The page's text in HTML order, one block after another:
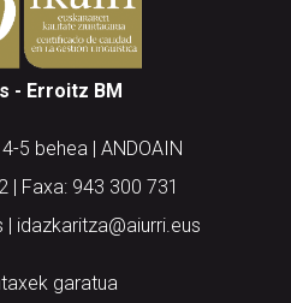
- Erroitz BM
5 behea | ANDOAIN
| Faxa: 943 300 731
| idazkaritza@aiurri.eus
garatua